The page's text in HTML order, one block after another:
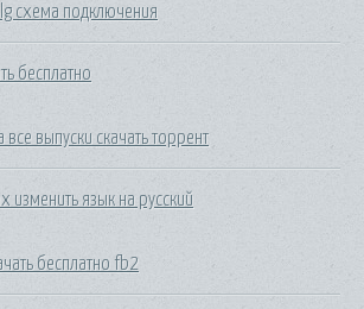
схема подключения
бесплатно
все выпуски скачать торрент
изменить язык на русский
бесплатно fb2